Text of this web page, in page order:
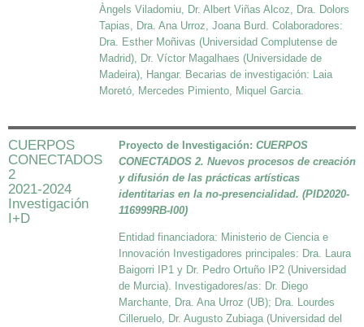
Àngels Viladomiu, Dr. Albert Viñas Alcoz, Dra. Dolors
Tapias, Dra. Ana Urroz, Joana Burd. Colaboradores:
Dra. Esther Moñivas (Universidad Complutense de
Madrid), Dr. Víctor Magalhaes (Universidade de
Madeira), Hangar. Becarias de investigación: Laia
Moretó, Mercedes Pimiento, Miquel Garcia.
CUERPOS
CONECTADOS
2
2021-2024
Investigación
I+D
Proyecto de Investigación: CUERPOS
CONECTADOS 2. Nuevos procesos de creación
y difusión de las prácticas artísticas
identitarias en la no-presencialidad. (PID2020-
116999RB-I00)
Entidad financiadora: Ministerio de Ciencia e
Innovación Investigadores principales: Dra. Laura
Baigorri IP1 y Dr. Pedro Ortuño IP2 (Universidad
de Murcia). Investigadores/as: Dr. Diego
Marchante, Dra. Ana Urroz (UB); Dra. Lourdes
Cilleruelo, Dr. Augusto Zubiaga (Universidad del